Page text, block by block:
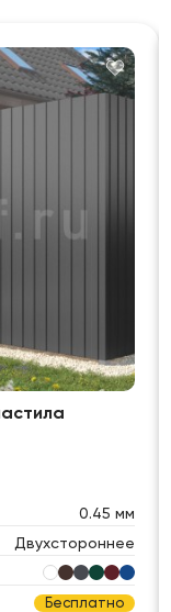
0.45 мм
Двухстороннее
Бесплатно